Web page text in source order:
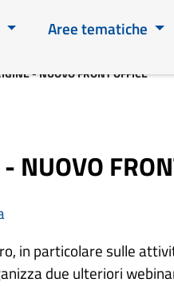
Aree tematiche
- NUOVO FRONT OFFICE
NUOVO
in particolare sulle
due ulteriori